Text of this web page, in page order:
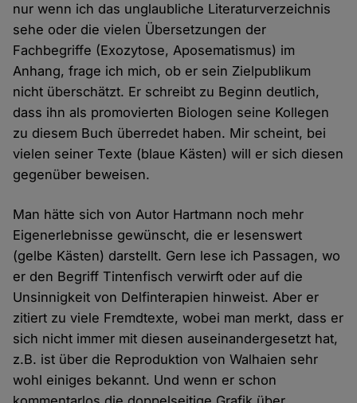
nur wenn ich das unglaubliche Literaturverzeichnis
sehe oder die vielen Übersetzungen der
Fachbegriffe (Exozytose, Aposematismus) im
Anhang, frage ich mich, ob er sein Zielpublikum
nicht überschätzt. Er schreibt zu Beginn deutlich,
dass ihn als promovierten Biologen seine Kollegen
zu diesem Buch überredet haben. Mir scheint, bei
vielen seiner Texte (blaue Kästen) will er sich diesen
gegenüber beweisen.
Man hätte sich von Autor Hartmann noch mehr
Eigenerlebnisse gewünscht, die er lesenswert
(gelbe Kästen) darstellt. Gern lese ich Passagen, wo
er den Begriff Tintenfisch verwirft oder auf die
Unsinnigkeit von Delfinterapien hinweist. Aber er
zitiert zu viele Fremdtexte, wobei man merkt, dass er
sich nicht immer mit diesen auseinandergesetzt hat,
z.B. ist über die Reproduktion von Walhaien sehr
wohl einiges bekannt. Und wenn er schon